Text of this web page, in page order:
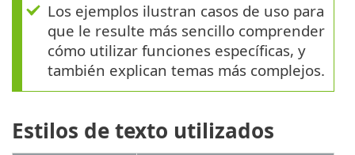
Los ejemplos ilustran casos de uso para
que le resulte más sencillo comprender
cómo utilizar funciones específicas, y
también explican temas más complejos.
Estilos de texto utilizados